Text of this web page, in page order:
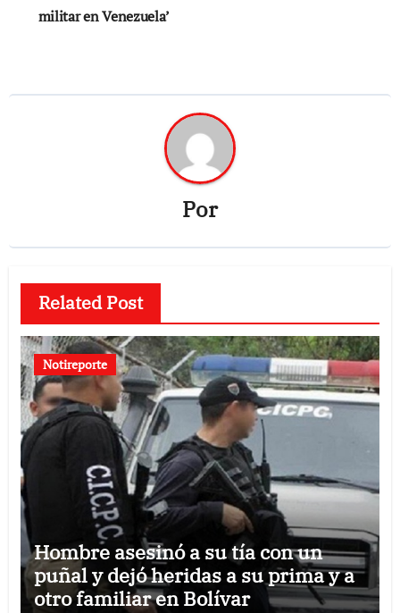
militar en Venezuela’
Por
Related Post
Notireporte
Hombre asesinó a su tía con un
puñal y dejó heridas a su prima y a
otro familiar en Bolívar